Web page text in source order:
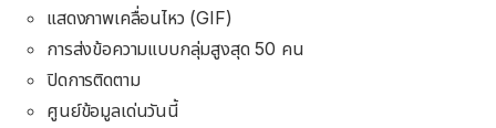
แสดงภาพเคลื่อนไหว (GIF)
การส่งข้อความแบบกลุ่มสูงสุด 50 คน
ปิดการติดตาม
ศูนย์ข้อมูลเด่นวันนี้